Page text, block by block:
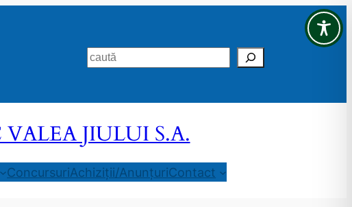
Search
JIULUI S.A.
ConcursuriAchiziții/AnunțuriContact